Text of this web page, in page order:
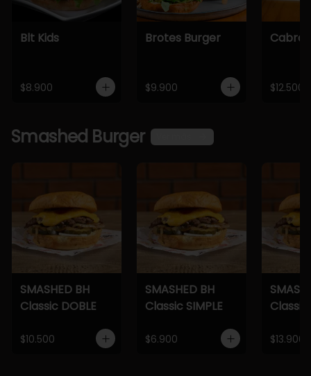
Blt Kids
$8.900
Brotes Burger
$9.900
Cabra
$12.500
Smashed Burger
SMASHED BH
Classic DOBLE
$10.500
SMASHED BH
Classic SIMPLE
$6.900
Classic
$13.900